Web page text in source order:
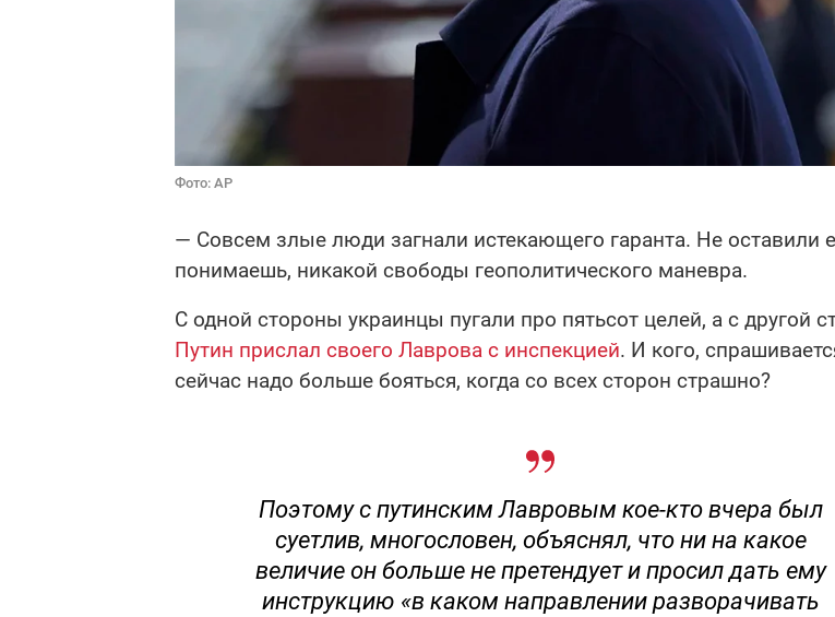
Фото: АР
— Совсем злые люди загнали истекающего гаранта. Не оставили
понимаешь, никакой свободы геополитического маневра.
С одной стороны украинцы пугали про пятьсот целей, а с другой
Путин прислал своего Лаврова с инспекцией. И кого,
сейчас надо больше бояться, когда со всех сторон страшно?
Поэтому с путинским Лавровым кое-кто вчера был
суетлив, многословен, объяснял, что ни на какое
величие он больше не претендует и просил дать ему
инструкцию «в каком направлении разворачивать